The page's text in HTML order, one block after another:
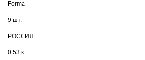
Forma
9 шт.
РОССИЯ
0.53 кг